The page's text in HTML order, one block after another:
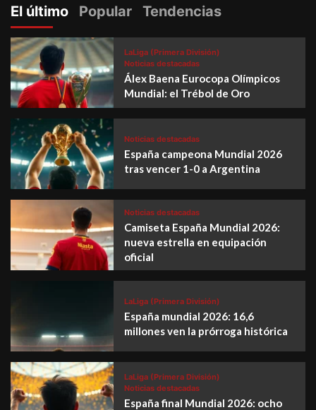
El último Popular Tendencias
LaLiga (Primera División)
Noticias destacadas
Álex Baena Eurocopa Olímpicos
Mundial: el Trébol de Oro
Noticias destacadas
España campeona Mundial 2026
tras vencer 1-0 a Argentina
Noticias destacadas
Camiseta España Mundial 2026:
nueva estrella en equipación
oficial
LaLiga (Primera División)
España mundial 2026: 16,6
millones ven la prórroga histórica
LaLiga (Primera División)
Noticias destacadas
España final Mundial 2026: ocho